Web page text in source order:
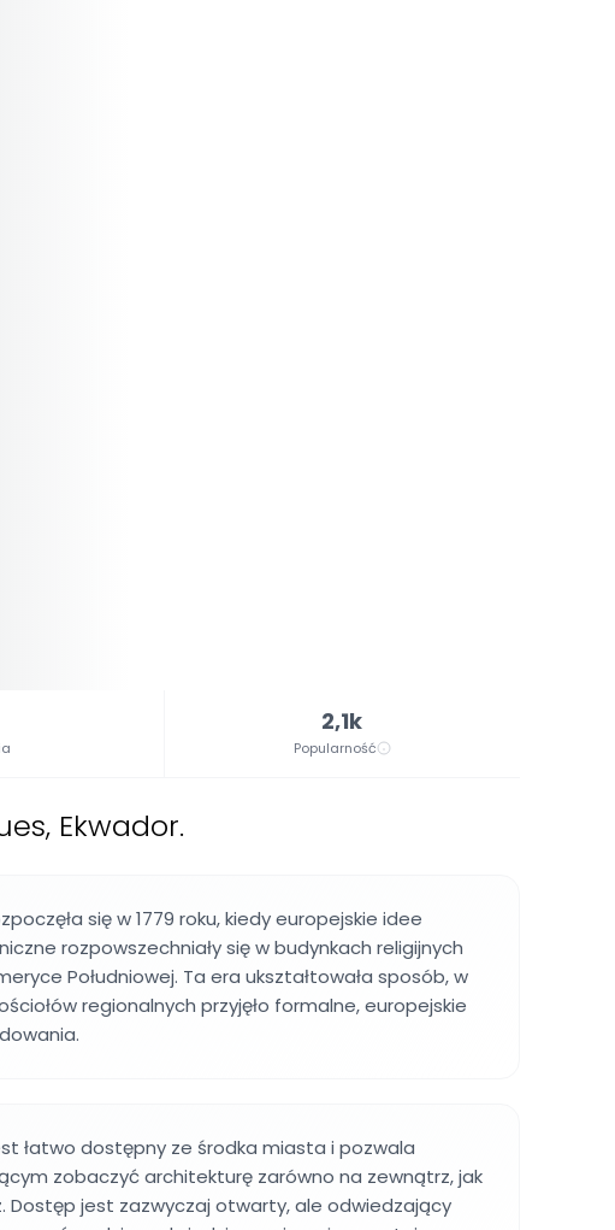
2,1k
Popularność
Ekwador.
się w 1779 roku, kiedy europejskie idee
rozpowszechniały się w budynkach religijnych
Południowej. Ta era ukształtowała sposób, w
regionalnych przyjęło formalne, europejskie
łatwo dostępny ze środka miasta i pozwala
zobaczyć architekturę zarówno na zewnątrz, jak
Dostęp jest zazwyczaj otwarty, ale odwiedzający